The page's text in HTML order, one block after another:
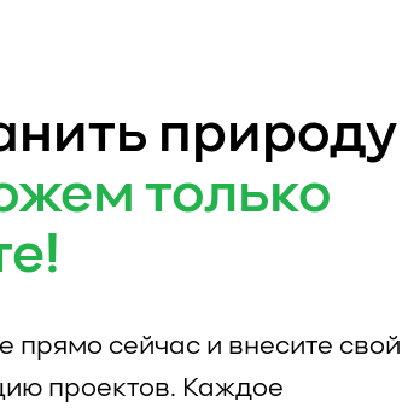
природу
только
прямо сейчас и внесите свой
проектов. Каждое